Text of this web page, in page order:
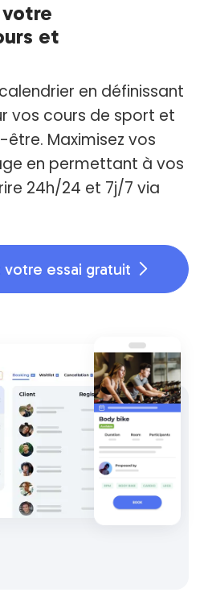
et
en définissant
vos cours de sport et
Maximisez vos
en permettant à vos
24h/24 et 7j/7 via
essai gratuit 